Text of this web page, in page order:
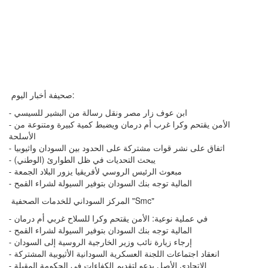
صحيفة أخبار اليوم:
- ابن عوف زار مصر ونقل رسالة من البشير للسيسي
- الأمن يقتحم وكرا غرب أم درمان ويضبط كمية كبيرة ومتنوعة من
- المالية توجه بنك السودان بتوفير السيولة لشراء القمح
المركز السوداني للخدمات الصحفية "Smc"
- في عملية نوعية: الأمن يقتحم وكرا للسلاح غربي أم درمان
- المالية توجه بنك السودان بتوفير السيولة لشراء القمح
- إرجاء زيارة نائب وزير الخارجية الروسية إلى السودان
- انعقاد اجتماعات اللجنة العسكرية السودانية الأثيوبية المشتركة
- الإتحادي الأصل يدعو لتقديم الكفاءات في الحكومة المقبلة